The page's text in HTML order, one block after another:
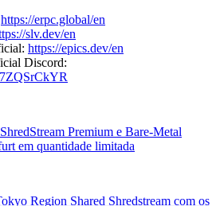
https://erpc.global/en
slv.dev/en
https://epics.dev/en
Discord:
Premium e Bare-Metal
em quantidade limitada
Region Shared Shredstream com os